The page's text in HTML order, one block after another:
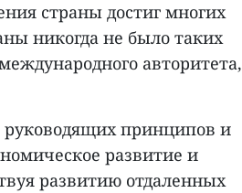
страны достиг многих
никогда не было таких
авторитета,
руководящих принципов и
развитие и
развитию отдаленных